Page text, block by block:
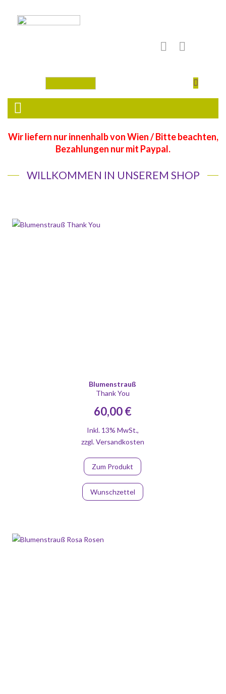
Wir liefern nur innenhalb von Wien / Bitte beachten,
Bezahlungen nur mit Paypal.
WILLKOMMEN IN UNSEREM SHOP
Blumenstrauß
Thank You
60,00 €
Inkl. 13% MwSt.,
zzgl.Versandkosten
Zum Produkt
Wunschzettel